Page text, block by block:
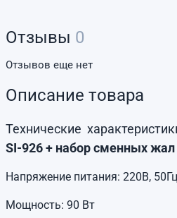
Отзывы 0
Отзывов еще нет
Описание товара
Технические
SI-926 + набор сменных
Напряжение питания: 220В, 50Гц
Мощность: 90 Вт